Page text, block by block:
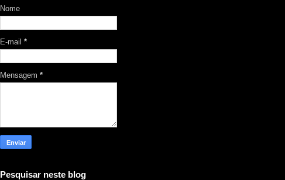
Nome
E-mail *
Mensagem *
Pesquisar neste blog